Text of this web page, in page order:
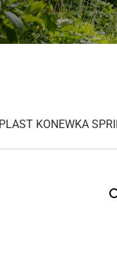
KONEWKA